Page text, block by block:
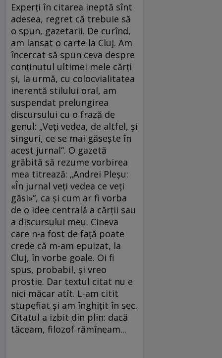
Experţi în citarea ineptă sînt
adesea, regret că trebuie să
o spun, gazetarii. De curînd,
am lansat o carte la Cluj. Am
încercat să spun ceva despre
conţinutul ultimei mele cărţi
şi, la urmă, cu colocvialitatea
inerentă stilului oral, am
suspendat prelungirea
discursului cu o frază de
genul: „Veţi vedea, de altfel, şi
singuri, ce se mai găseşte în
acest jurnal“. O gazetă
grăbită să rezume vorbirea
mea titrează: „Andrei Pleşu:
«În jurnal veţi vedea ce veţi
găsi»“, ca şi cum ar fi vorba
de o idee centrală a cărţii sau
a discursului meu. Cineva
care n-a fost de faţă poate
crede că m-am epuizat, la
Cluj, în vorbe goale. Oi fi
spus, probabil, şi vreo
prostie. Dar textul citat nu e
nici măcar atît. L-am citit
stupefiat şi am înghiţit în sec.
Citatul a izbit din plin: dacă
tăceam, filozof rămîneam...